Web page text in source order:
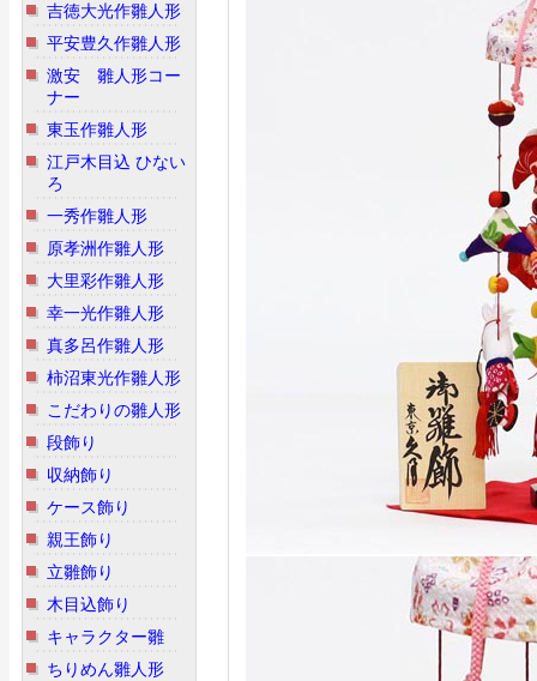
吉徳大光作雛人形
平安豊久作雛人形
激安 雛人形コー
ナー
東玉作雛人形
江戸木目込 ひない
ろ
一秀作雛人形
原孝洲作雛人形
大里彩作雛人形
幸一光作雛人形
真多呂作雛人形
柿沼東光作雛人形
こだわりの雛人形
段飾り
収納飾り
ケース飾り
親王飾り
立雛飾り
木目込飾り
キャラクター雛
ちりめん雛人形